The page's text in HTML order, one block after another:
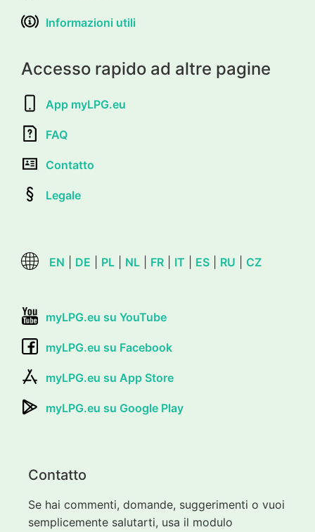
Informazioni utili
Accesso rapido ad altre pagine
App myLPG.eu
FAQ
Contatto
Legale
EN DE PL NL FR IT ES RU CZ
myLPG.eu su YouTube
myLPG.eu su Facebook
myLPG.eu su App Store
myLPG.eu su Google Play
Contatto
Se hai commenti, domande, suggerimenti o vuoi
semplicemente salutarti, usa il modulo